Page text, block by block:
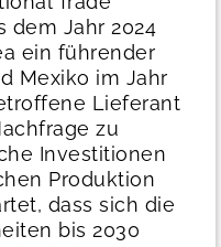
dem Jahr 2024
ein führender
Mexiko im Jahr
Lieferant
zu
Investitionen
Produktion
dass sich die
bis 2030